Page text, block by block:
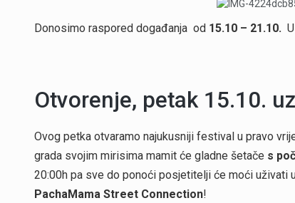
Donosimo raspored događanja od 15.10 – 21.10.
Otvorenje, petak 15.10.
Ovog petka otvaramo najukusniji festival u pravo
grada svojim mirisima mamit će gladne šetače s
20:00h pa sve do ponoći posjetitelji će moći uživati
PachaMama Street Connection!